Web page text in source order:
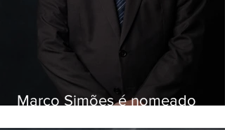
Marco Simões é nomeado